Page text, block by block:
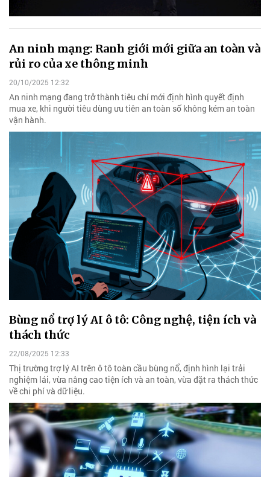
An ninh mạng: Ranh giới mới giữa an toàn và
rủi ro của xe thông minh
20/10/2025 12:32
An ninh mạng đang trở thành tiêu chí mới định hình quyết định
mua xe, khi người tiêu dùng ưu tiên an toàn số không kém an toàn
vận hành.
Bùng nổ trợ lý AI ô tô: Công nghệ, tiện ích và
thách thức
22/08/2025 12:33
Thị trường trợ lý AI trên ô tô toàn cầu bùng nổ, định hình lại trải
nghiệm lái, vừa nâng cao tiện ích và an toàn, vừa đặt ra thách thức
về chi phí và dữ liệu.